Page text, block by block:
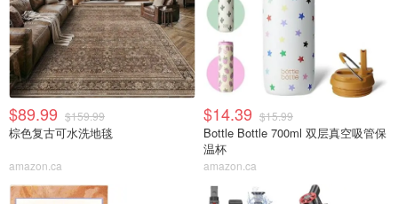
$89.99 $159.99
棕色复古可水洗地毯
amazon.ca
$14.39 $15.99
Bottle Bottle 700ml 双层真空吸管保
温杯
amazon.ca